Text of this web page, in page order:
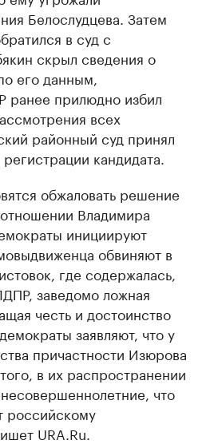
Белослудцева. Затем
в суд с
скрыл сведения о
его данным,
ранее прилюдно избил
всех
районный суд принял
кандидата.
обжаловать решение
Владимира
инициируют
обвиняют в
где содержалась,
заведомо ложная
честь и достоинство
заявляют, что у
причастности Изюрова
в их распространении
что
российскому
URA.Ru.